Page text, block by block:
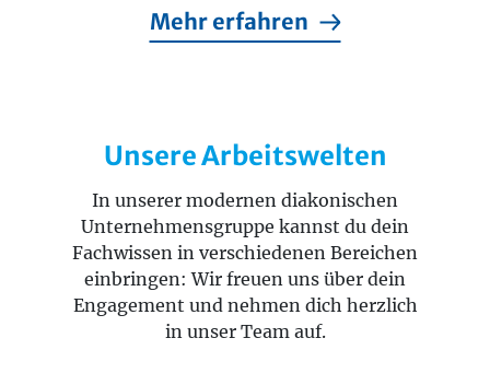
Mehr erfahren
Unsere Arbeitswelten
In unserer modernen diakonischen
Unternehmensgruppe kannst du dein
Fachwissen in verschiedenen Bereichen
einbringen: Wir freuen uns über dein
Engagement und nehmen dich herzlich
in unser Team auf.